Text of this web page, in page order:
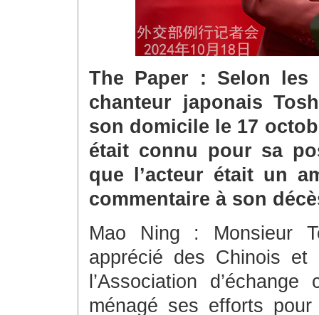
The Paper : Selon
chanteur japonais
son domicile le 17
était connu pour sa
que l’acteur était un
commentaire à son
Mao Ning : Monsieur
apprécié des Chinois
l’Association
ménagé ses efforts